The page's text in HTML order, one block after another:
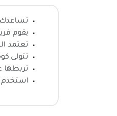
تساعدك
يقوم
تعتمد
تتولى
تربطها علاقات